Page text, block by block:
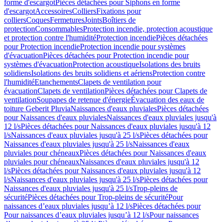
forme d'escargotPièces détachées pour Siphons en forme
d'escargotAccessoiresColliersFixations pour
colliersCoquesFermeturesJointsBoîtiers de
protectionConsommablesProtection incendie, protection acoustique
et protection contre l'humiditéProtection incendiePièces détachées
pour Protection incendieProtection incendie pour systèmes
d'évacuationPièces détachées pour Protection incendie pour
systèmes d'évacuationProtection acoustiqueIsolations des bruits
solidiensIsolations des bruits solidiens et aériensProtection contre
l'humiditéEtanchementsClapets de ventilation pour
évacuationClapets de ventilationPièces détachées pour Clapets de
ventilationSoupapes de retenue d'énergieÉvacuation des eaux de
toiture Geberit PluviaNaissances d'eaux pluvialesPièces détachées
pour Naissances d'eaux pluvialesNaissances d'eaux pluviales jusqu'à
12 l/sPièces détachées pour Naissances d'eaux pluviales jusqu'à 12
l/sNaissances d'eaux pluviales jusqu'à 25 l/sPièces détachées pour
Naissances d'eaux pluviales jusqu'à 25 l/sNaissances d'eaux
pluviales pour chéneauxPièces détachées pour Naissances d'eaux
pluviales pour chéneauxNaissances d'eaux pluviales jusqu'à 12
l/sPièces détachées pour Naissances d'eaux pluviales jusqu'à 12
l/sNaissances d'eaux pluviales jusqu'à 25 l/sPièces détachées pour
Naissances d'eaux pluviales jusqu'à 25 l/sTrop-pleins de
sécuritéPièces détachées pour Trop-pleins de sécuritéPour
naissances d’eaux pluviales jusqu’à 12 l/sPièces détachées pour
Pour naissances d’eaux pluviales jusqu’à 12 l/sPour naissances